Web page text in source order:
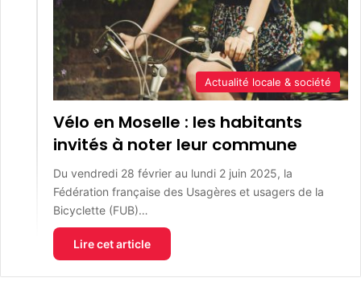
Actualité locale & société
Vélo en Moselle : les habitants
invités à noter leur commune
Du vendredi 28 février au lundi 2 juin 2025, la
Fédération française des Usagères et usagers de la
Bicyclette (FUB)…
Lire cet article